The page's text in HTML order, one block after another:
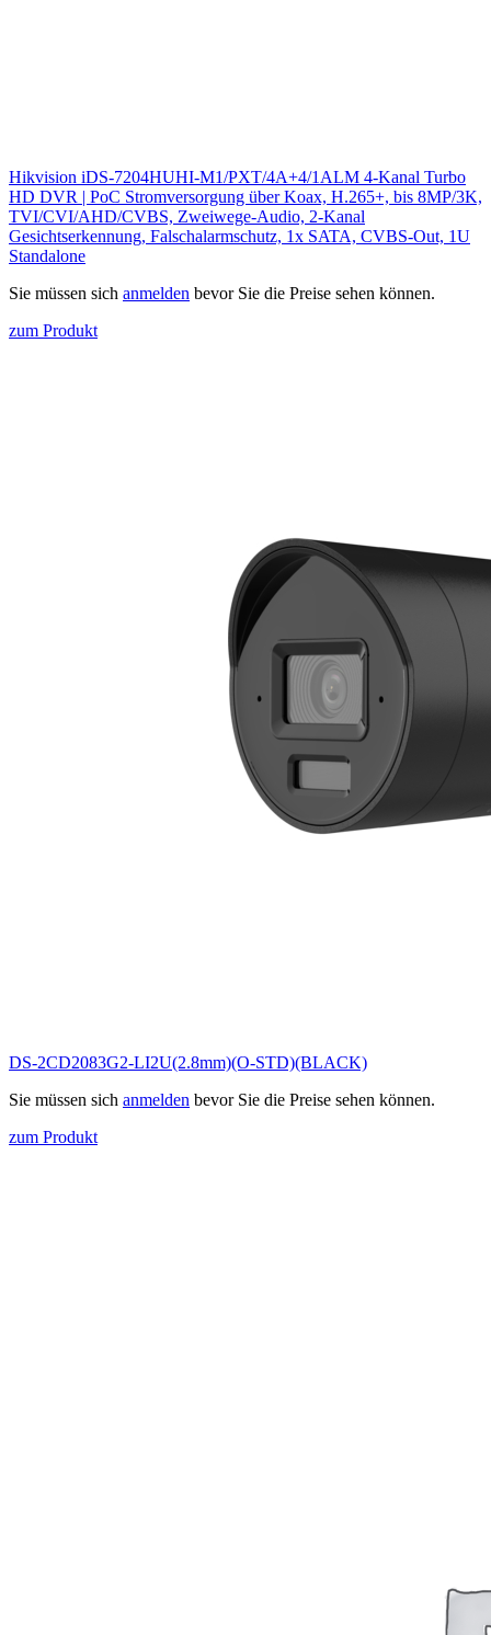
Hikvision iDS-7204HUHI-M1/PXT/4A+4/1ALM 4-Kanal Turbo
HD DVR | PoC Stromversorgung über Koax, H.265+, bis 8MP/3K,
TVI/CVI/AHD/CVBS, Zweiwege-Audio, 2-Kanal
Gesichtserkennung, Falschalarmschutz, 1x SATA, CVBS-Out, 1U
Standalone
Sie müssen sich anmelden bevor Sie die Preise sehen können.
zum Produkt
DS-2CD2083G2-LI2U(2.8mm)(O-STD)(BLACK)
Sie müssen sich anmelden bevor Sie die Preise sehen können.
zum Produkt